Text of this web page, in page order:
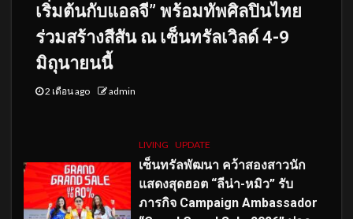
เริ่มต้นกับแอลจี” พร้อมทัพศิลปินไทย
ร่วมสร้างสีสัน ณ เซ็นทรัลเวิลด์ 4-9
มิถุนายนนี้
2 เดือน ago admin
LIVING UPDATE
เซ็นทรัลพัฒนา คว้าสองสาวนัก
แสดงสุดฮอต “ลีน่า-หมิว” รับ
ภารกิจ Campaign Ambassador